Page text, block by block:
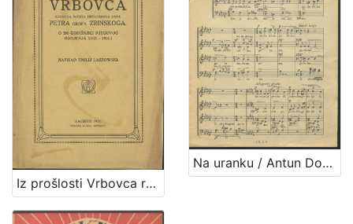
Iz prošlosti Vrbovca rodnoga mjesta hrvatskoga bana Petra grofa Zrinskoga : o 300-godišnjici njegovoga rodjena : (1621.-1921.) / napisao Emilij Laszowski
Na uranku / Antun Dobronić